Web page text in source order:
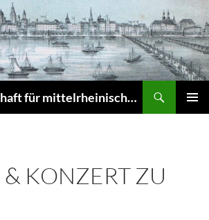
Arbeitsgemeinschaft für mittelrheinische Musikgeschichte e.V. – Musikgeschichte am Mittelrhein (MuGeMiR)
KONZERT ZU